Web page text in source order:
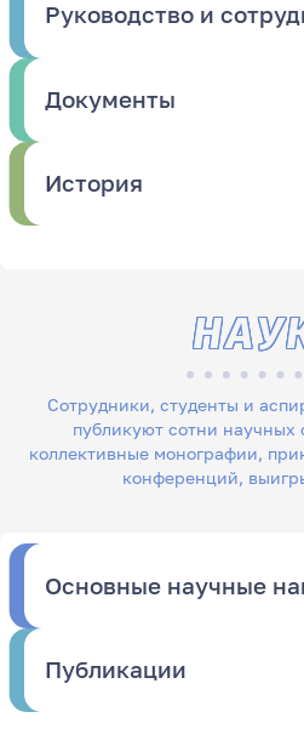
Руководство и
Документы
История
Сотрудники, студенты и
публикуют сотни научных
коллективные монографии,
конференций,
Основные научные
Публикации